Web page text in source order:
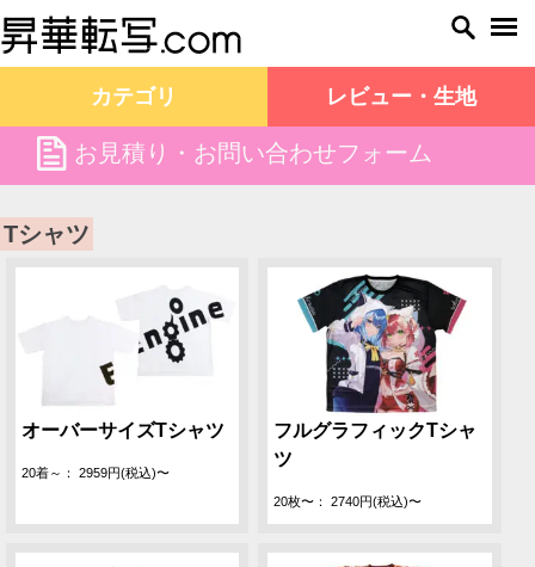
カテゴリ レビュー・生地
file お見積り・お問い合わせフォーム
昇華転写.com TOP Tシャツ
Tシャツ
オーバーサイズTシャツ
20着～： 2959円(税込)〜
フルグラフィックTシャ
ツ
20枚〜： 2740円(税込)〜